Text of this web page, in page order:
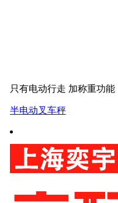
只有电动行走 加称重功能
半电动叉车秤